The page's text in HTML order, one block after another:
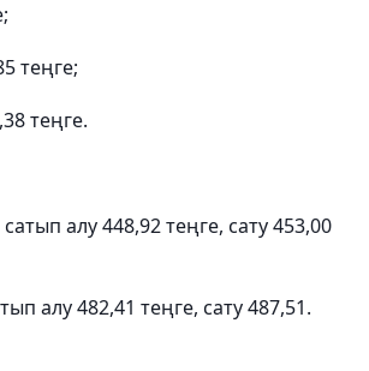
теңге;
теңге.
алу 448,92 теңге, сату 453,00
алу 482,41 теңге, сату 487,51.